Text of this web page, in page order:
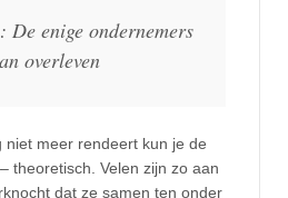
: De enige ondernemers
overleven
niet meer rendeert kun je de
theoretisch. Velen zijn zo aan
dat ze samen ten onder